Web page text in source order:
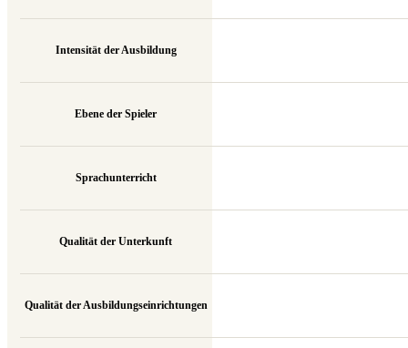
Intensität der Ausbildung
Ebene der Spieler
Sprachunterricht
Qualität der Unterkunft
Qualität der Ausbildungseinrichtungen